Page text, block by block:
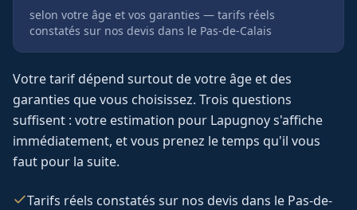
selon votre âge et vos garanties — tarifs réels
constatés sur nos devis dans le Pas-de-Calais
Votre tarif dépend surtout de votre âge et des
garanties que vous choisissez. Trois questions
suffisent : votre estimation pour Lapugnoys'affiche
immédiatement, et vous prenez le temps qu'il vous
faut pour la suite.
Tarifs réels constatés sur nos devis dans le Pas-de-